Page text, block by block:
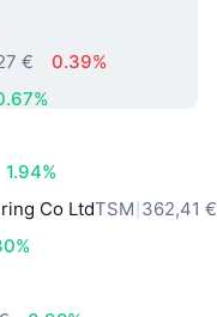
€
0.39%
1.94%
Co LtdTSM 362,41 €